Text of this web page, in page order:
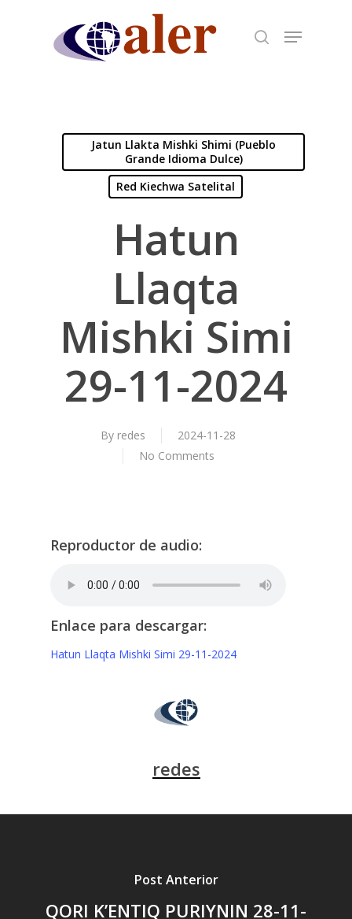
Jatun Llakta Mishki Shimi (Pueblo
Grande Idioma Dulce)
Red Kiechwa Satelital
Hatun
Llaqta
Mishki Simi
29-11-2024
By redes
2024-11-28
No Comments
Reproductor de audio:
Enlace para descargar:
Hatun Llaqta Mishki Simi 29-11-2024
redes
Post Anterior
QORI K’ENTIQ PURIYNIN 28-11-